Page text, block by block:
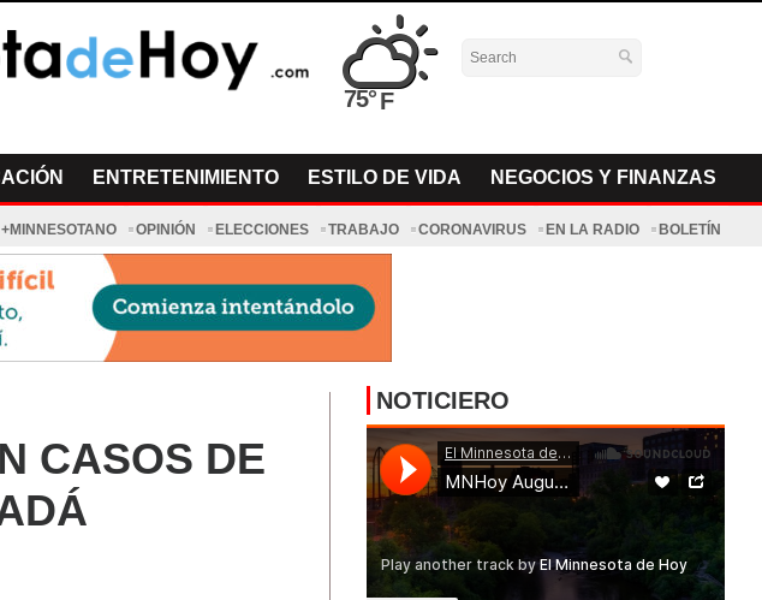
75°
ENTRETENIMIENTO ESTILO DE VIDA NEGOCIOS Y FINANZAS
+MINNESOTANO OPINIÓN ELECCIONES TRABAJO CORONAVIRUS EN LA RADIO BOLETÍN
CASOS DE
NOTICIERO